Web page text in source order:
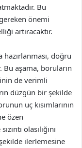
Bu
önemi
artıracaktır.
doğru
aşama, boruların
de verimli
düzgün bir şekilde
uç kısımlarının
özen
olasılığını
ilerlemesine